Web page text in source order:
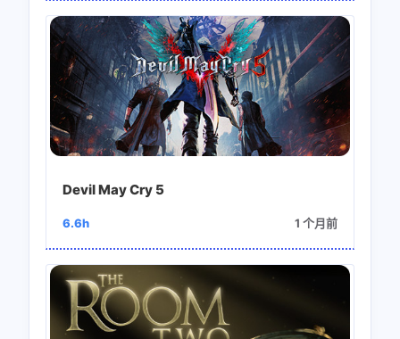
Devil May Cry 5
6.6h 1 个月前